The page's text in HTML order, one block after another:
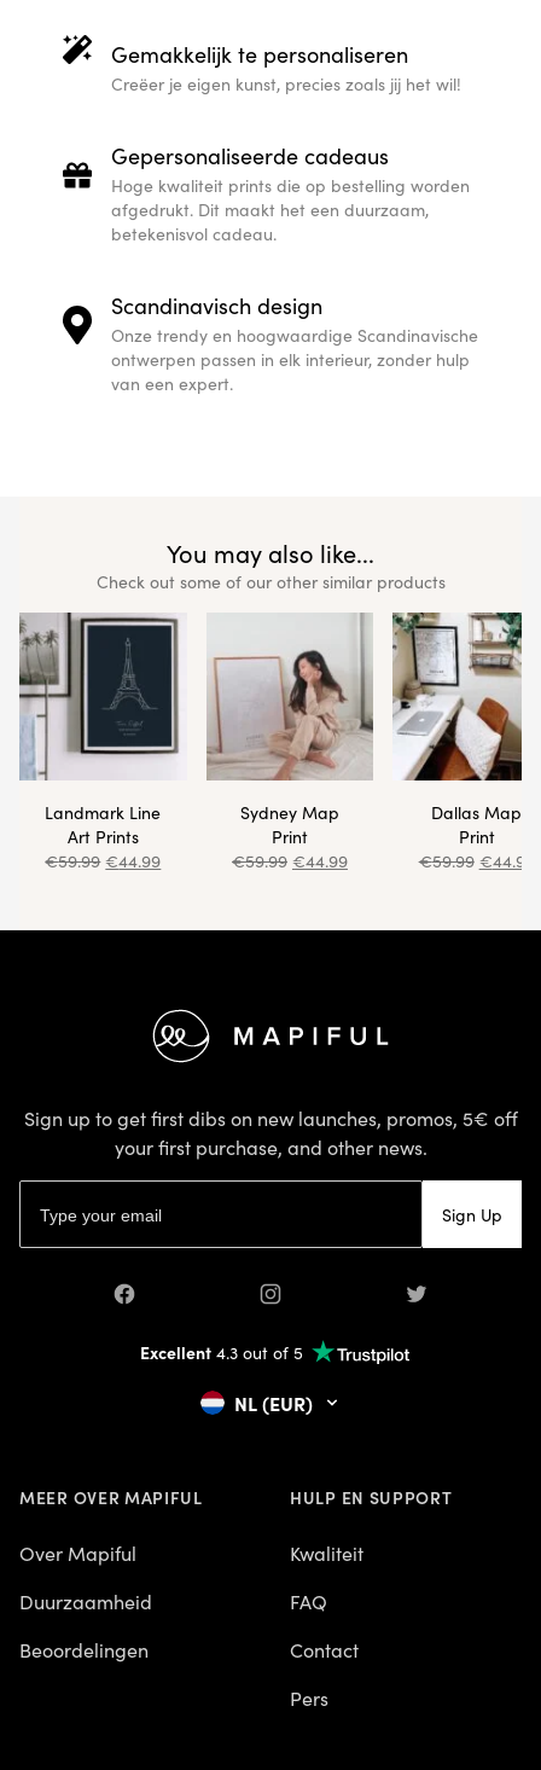
Gemakkelijk te personaliseren
Creëer je eigen kunst, precies zoals jij het wil!
Gepersonaliseerde cadeaus
Hoge kwaliteit prints die op bestelling worden
afgedrukt. Dit maakt het een duurzaam,
betekenisvol cadeau.
Scandinavisch design
Onze trendy en hoogwaardige Scandinavische
ontwerpen passen in elk interieur, zonder hulp
van een expert.
You may also like...
Check out some of our other similar products
Landmark Line
Art Prints
€59.99 €44.99
Sydney Map
Print
€59.99 €44.99
Dallas Map
Print
€59.99 €44.99
Sign up to get first dibs on new launches, promos, 5€ off
your first purchase, and other news.
Sign Up
Facebook Instagram Twitter
Excellent4.3 out of 5
NL (EUR)
MEER OVER MAPIFUL
Over Mapiful
Duurzaamheid
Beoordelingen
HULP EN SUPPORT
Kwaliteit
FAQ
Contact
Pers